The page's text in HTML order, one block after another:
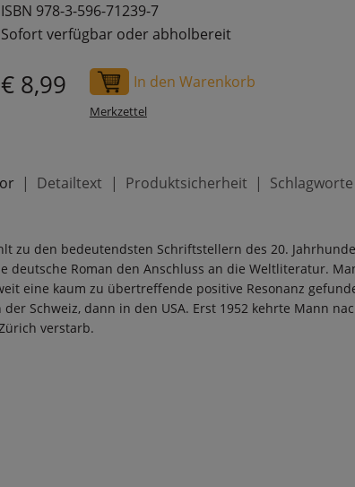
ISBN 978-3-596-71239-7
Sofort verfügbar oder abholbereit
€ 8,99 In den Warenkorb
Merkzettel
Detailtext Produktsicherheit Schlagworte
zu den bedeutendsten Schriftstellern des 20.
deutsche Roman den Anschluss an die Weltliteratur.
eine kaum zu übertreffende positive Resonanz
Schweiz, dann in den USA. Erst 1952 kehrte Mann
verstarb.